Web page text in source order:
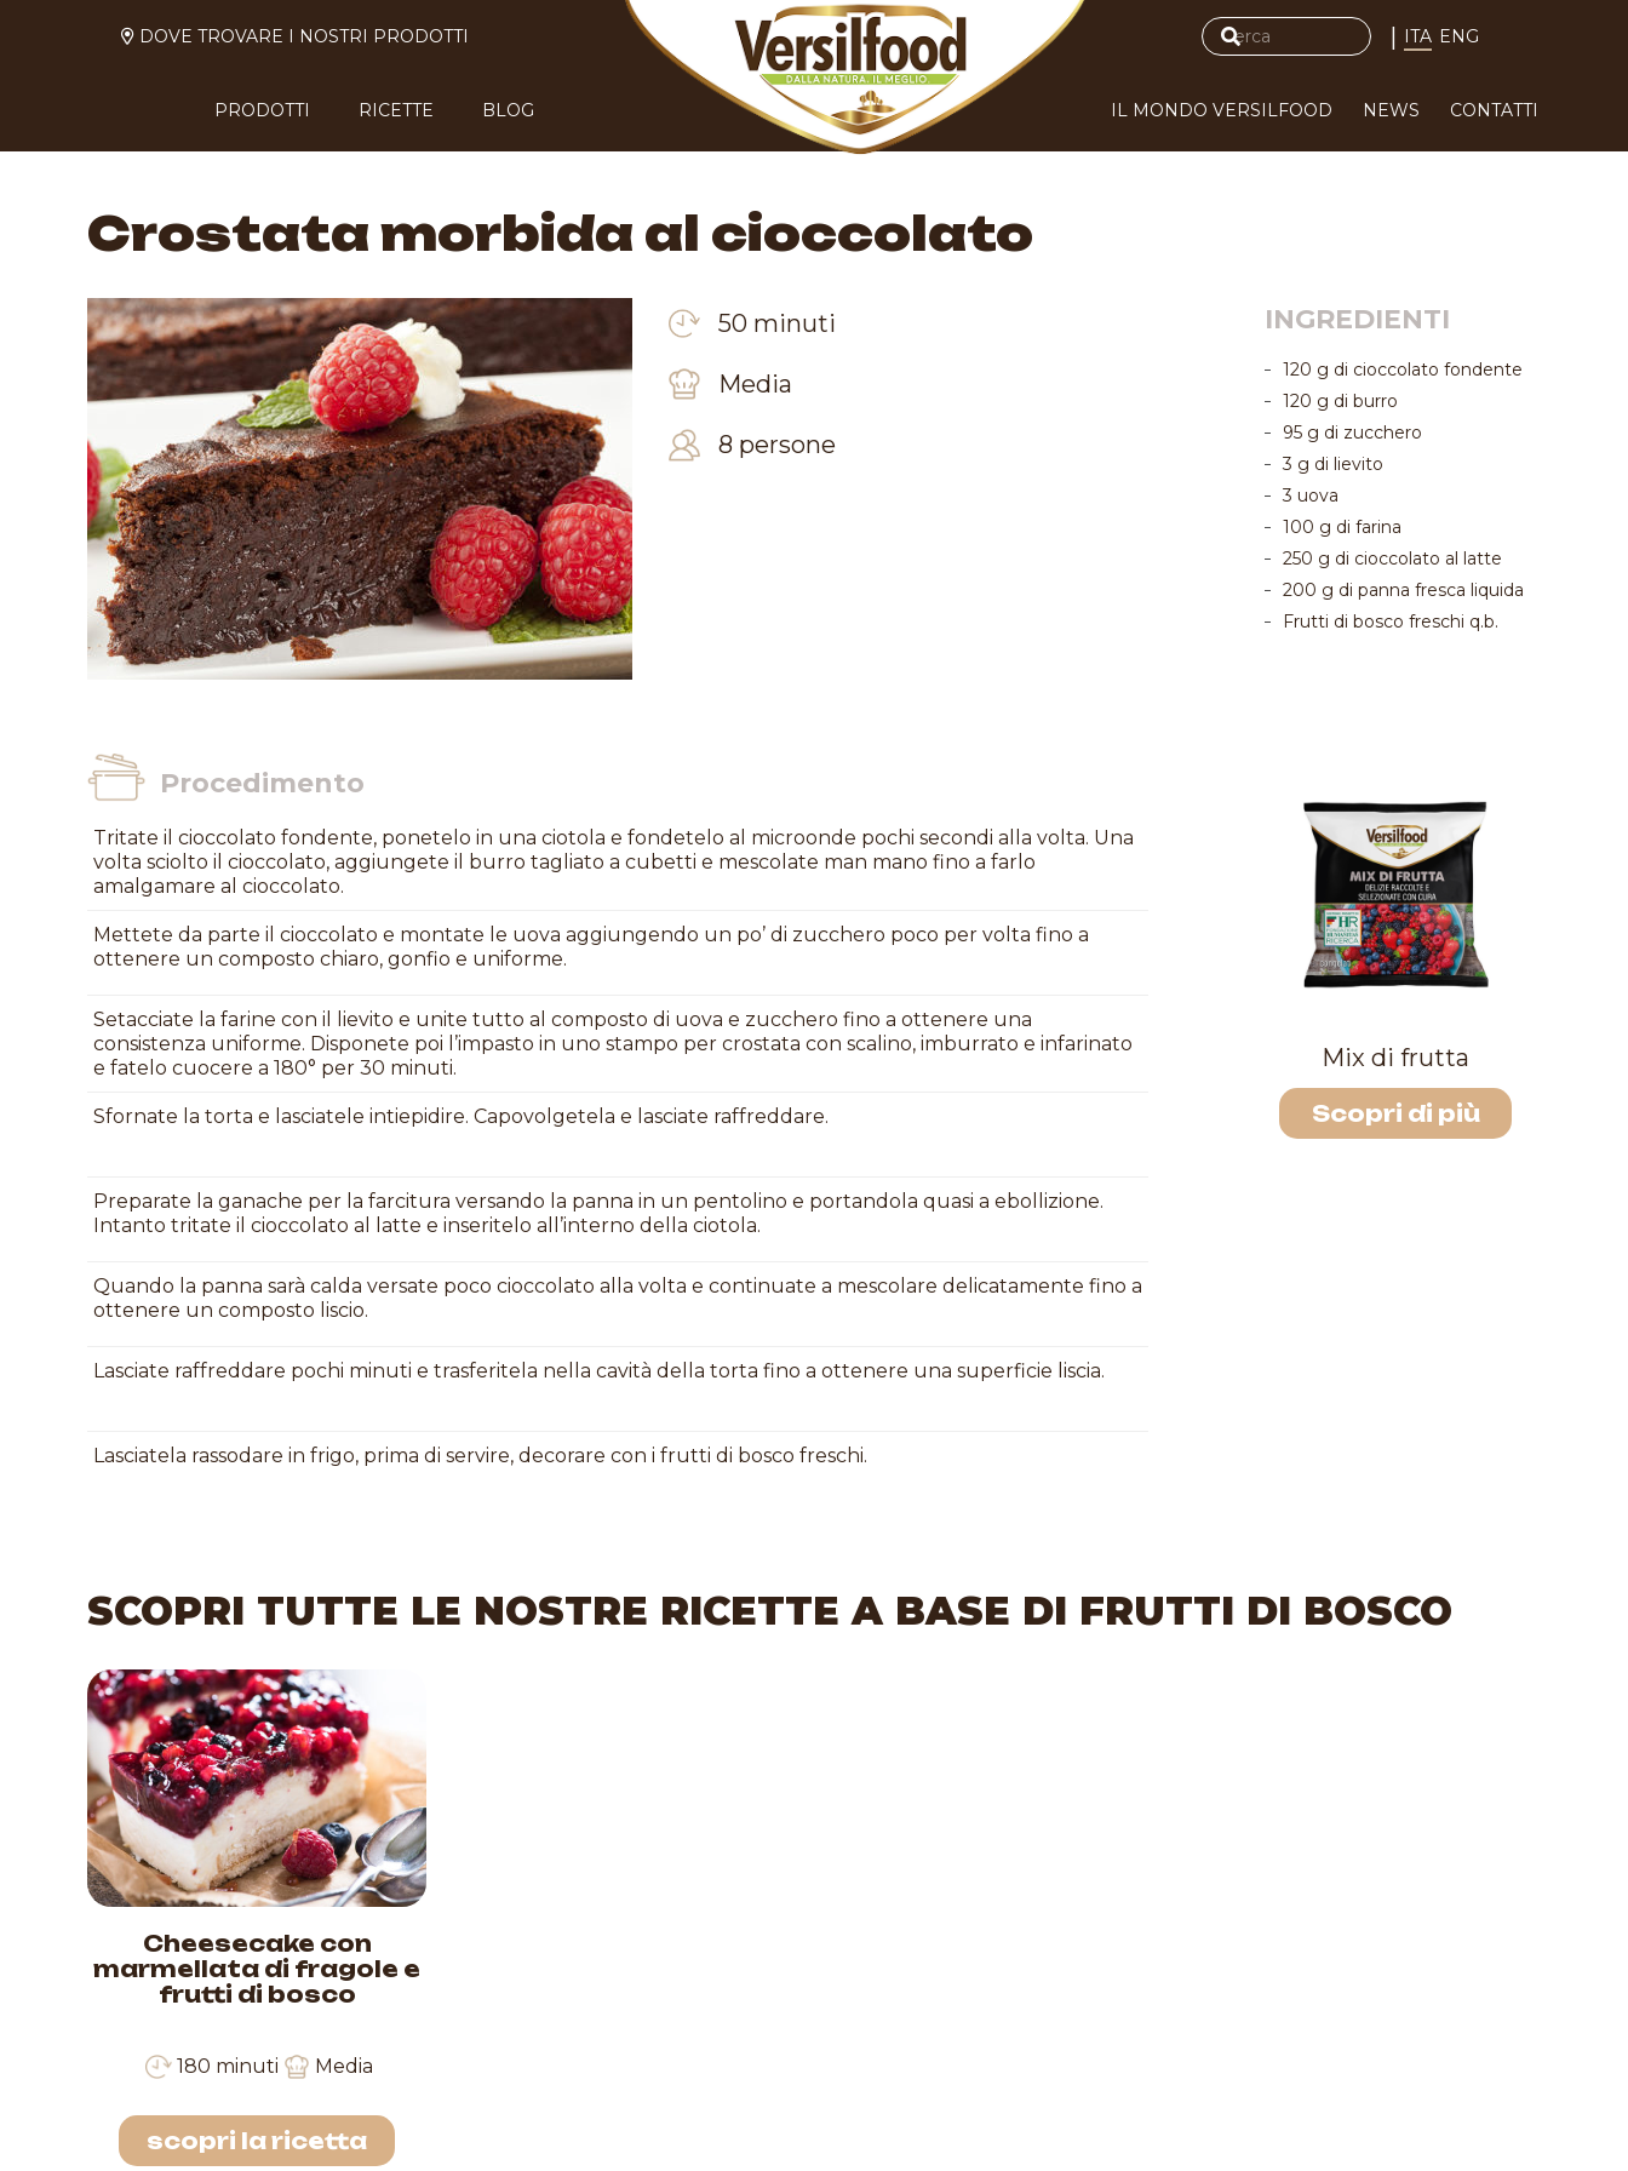
DOVE TROVARE I NOSTRI PRODOTTI | ITA ENG
PRODOTTI RICETTE BLOG IL MONDO VERSILFOOD NEWS CONTATTI
Crostata morbida al cioccolato
50 minuti
Media
8 persone
INGREDIENTI
120 g di cioccolato fondente
120 g di burro
95 g di zucchero
3 g di lievito
3 uova
100 g di farina
250 g di cioccolato al latte
200 g di panna fresca liquida
Frutti di bosco freschi q.b.
Procedimento
Tritate il cioccolato fondente, ponetelo in una ciotola e fondetelo al microonde pochi secondi alla volta. Una
volta sciolto il cioccolato, aggiungete il burro tagliato a cubetti e mescolate man mano fino a farlo
amalgamare al cioccolato.
Mettete da parte il cioccolato e montate le uova aggiungendo un po’ di zucchero poco per volta fino a
ottenere un composto chiaro, gonfio e uniforme.
Setacciate la farine con il lievito e unite tutto al composto di uova e zucchero fino a ottenere una
consistenza uniforme. Disponete poi l’impasto in uno stampo per crostata con scalino, imburrato e infarinato
e fatelo cuocere a 180° per 30 minuti.
Sfornate la torta e lasciatele intiepidire. Capovolgetela e lasciate raffreddare.
Preparate la ganache per la farcitura versando la panna in un pentolino e portandola quasi a ebollizione.
Intanto tritate il cioccolato al latte e inseritelo all’interno della ciotola.
Quando la panna sarà calda versate poco cioccolato alla volta e continuate a mescolare delicatamente fino a
ottenere un composto liscio.
Lasciate raffreddare pochi minuti e trasferitela nella cavità della torta fino a ottenere una superficie liscia.
Lasciatela rassodare in frigo, prima di servire, decorare con i frutti di bosco freschi.
Mix di frutta
Scopri di più
SCOPRI TUTTE LE NOSTRE RICETTE A BASE DI FRUTTI DI BOSCO
Cheesecake con
marmellata di fragole e
frutti di bosco
180 minuti Media
scopri la ricetta